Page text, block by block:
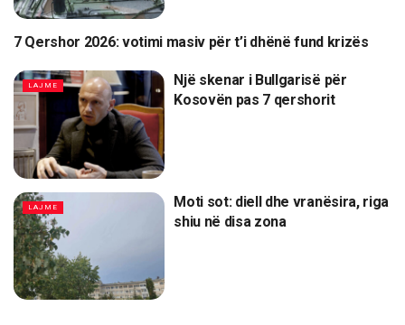
LAJME
7 Qershor 2026: votimi masiv për t’i dhënë fund krizës
LAJME
Një skenar i Bullgarisë për
Kosovën pas 7 qershorit
LAJME
Moti sot: diell dhe vranësira, riga
shiu në disa zona